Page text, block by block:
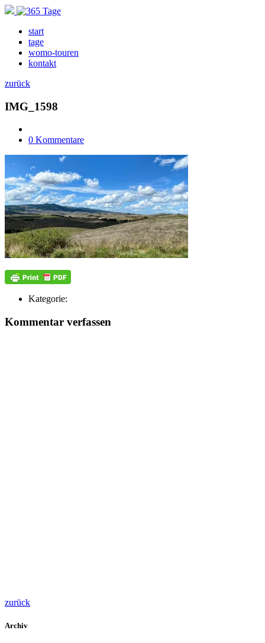
start
tage
womo-touren
kontakt
zurück
IMG_1598
0 Kommentare
Kategorie:
Kommentar verfassen
zurück
Archiv